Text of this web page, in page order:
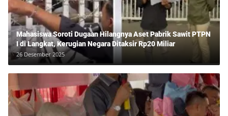
Mahasiswa Soroti Dugaan Hilangnya Aset Pabrik Sawit PTPN
I di Langkat, Kerugian Negara Ditaksir Rp20 Miliar
26 Desember 2025